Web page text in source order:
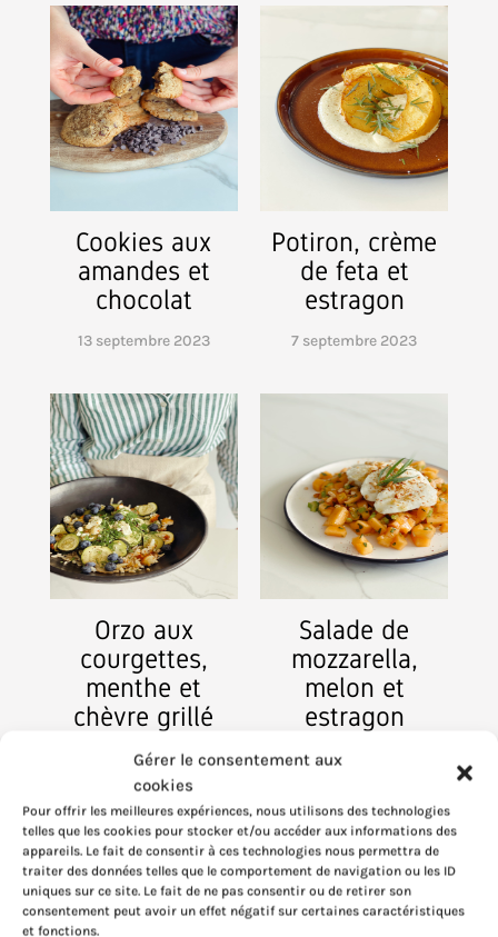
Gérer le consentement aux
cookies
Pour offrir les meilleures expériences, nous utilisons des technologies
telles que les cookies pour stocker et/ou accéder aux informations des
appareils. Le fait de consentir à ces technologies nous permettra de
traiter des données telles que le comportement de navigation ou les ID
uniques sur ce site. Le fait de ne pas consentir ou de retirer son
consentement peut avoir un effet négatif sur certaines caractéristiques
et fonctions.
Cookies aux
amandes et
chocolat
13 septembre 2023
Potiron, crème
de feta et
estragon
7 septembre 2023
Orzo aux
courgettes,
menthe et
chèvre grillé
7 septembre 2023
Salade de
mozzarella,
melon et
estragon
23 août 2023